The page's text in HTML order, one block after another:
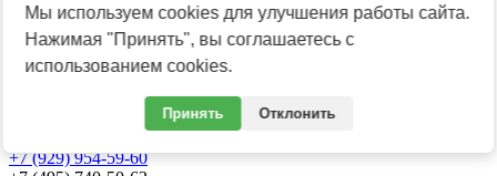
8 (800) 775-33-09
e-mail:
sales@breget.ru
+7 (929) 954-59-60
Мы используем cookies для улучшения работы сайта.
Нажимая "Принять", вы соглашаетесь с
использованием cookies.
Принять Отклонить